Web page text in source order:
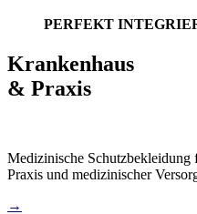
PERFEKT
Krankenhaus
& Praxis
Medizinische
Praxis und medizinischer
→